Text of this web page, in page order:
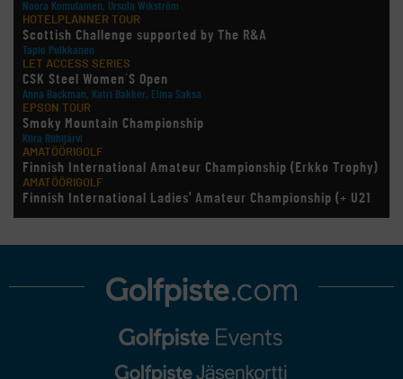
Noora Komulainen, Ursula Wikström
HOTELPLANNER TOUR
Scottish Challenge supported by The R&A
Tapio Pulkkanen
LET ACCESS SERIES
CSK Steel Women´S Open
Anna Backman, Katri Bakker, Elina Saksa
EPSON TOUR
Smoky Mountain Championship
Kiira Riihijärvi
AMATÖÖRIGOLF
Finnish International Amateur Championship (Erkko Trophy)
AMATÖÖRIGOLF
Finnish International Ladies' Amateur Championship (+ U21
ja U18/FJT/Aulanko)
Pinnacle Bank Championship
Staysure PGA Seniors Championship
U.S. Women's Amateur Championship
English Boys' (U14) Open Amateur Stroke Play Championship